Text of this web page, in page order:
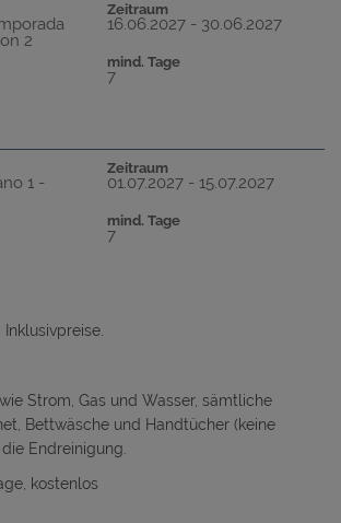
2
Zeitraum
16.06.2027 - 30.06.2027
mind. Tage
7
1 -
Zeitraum
01.07.2027 - 15.07.2027
mind. Tage
7
Strom, Gas und Wasser, sämtliche
Bettwäsche und Handtücher (keine
Endreinigung.
kostenlos